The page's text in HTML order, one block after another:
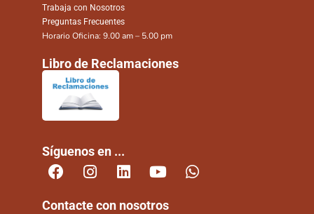
Trabaja con Nosotros
Preguntas Frecuentes
Horario Oficina: 9.00 am – 5.00 pm
Libro de Reclamaciones
Síguenos en ...
Contacte con nosotros